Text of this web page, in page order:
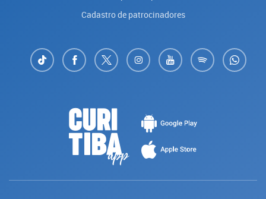
Cadastro de patrocinadores